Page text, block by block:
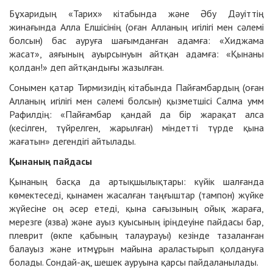
Бұхаридың «Тарих» кітабында және Әбу Дәуіттің
жинағында Алла Елшісінің (оған Алланың игілігі мен сәлемі
болсын) бас ауруға шағымданған адамға: «Хиджама
жасат», аяғының ауырсынуын айтқан адамға: «Қынаны
қолдан!» деп айтқандығы жазылған.
Сонымен қатар Тирмизидің кітабында Пайғамбардың (оған
Алланың игілігі мен сәлемі болсын) қызметшісі Салма умм
Рафилдің: «Пайғамбар қандай да бір жарақат алса
(кесілген, түйрелген, жарылған) міндетті түрде қына
жағатын» дегендігі айтылады.
Қынаның пайдасы
Қынаның басқа да артықшылықтары: күйік шалғанда
көмектеседі, қынамен жасалған таңғыштар (тампон) жүйке
жүйесіне оң әсер етеді, қына сағызының ойық жараға,
мерезге (язва) және ауыз қуысының іріңдеуіне пайдасы бар,
плеврит (өкпе қабының талаурауы) кезінде тазаланған
балауыз және итмұрын майына араластырып қолдануға
болады. Сондай-ақ, шешек ауруына қарсы пайдаланылады.